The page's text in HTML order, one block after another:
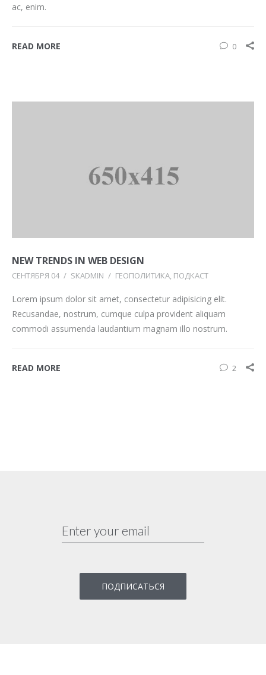
ac, enim.
READ MORE 0
NEW TRENDS IN WEB DESIGN
СЕНТЯБРЯ 04 / SKADMIN / ГЕОПОЛИТИКА ПОДКАСТ
Lorem ipsum dolor sit amet, consectetur adipisicing elit.
Recusandae, nostrum, cumque culpa provident aliquam
commodi assumenda laudantium magnam illo nostrum.
READ MORE 2